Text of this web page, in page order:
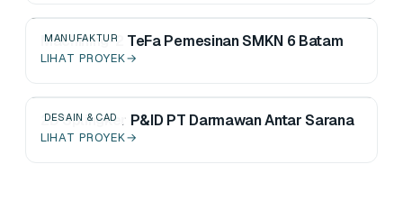
MANUFAKTUR
Machining-2 TeFa Pemesinan SMKN 6 Batam
LIHAT PROYEK→
DESAIN & CAD
2D Splingker P&ID PT Darmawan Antar Sarana
LIHAT PROYEK→